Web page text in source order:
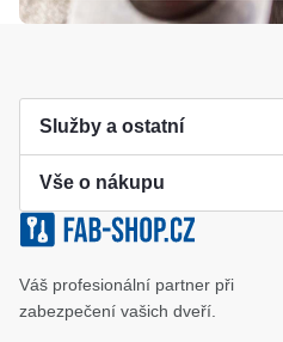
Služby a ostatní
Výroba klíče
Klíčové systémy
Katalog
Vše o nákupu
Cookies a podmínky používání
Ochrana osobních údajů
Váš profesionální partner při
zabezpečení vašich dveří.